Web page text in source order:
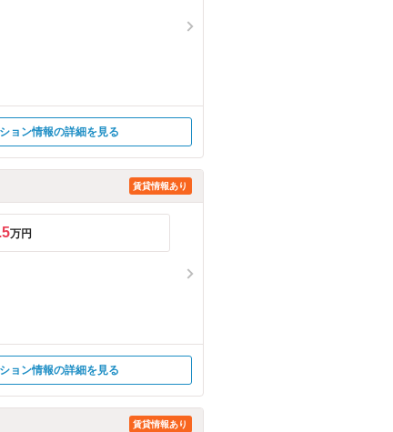
ョン情報の詳細を見る
賃貸情報あり
万円
ョン情報の詳細を見る
賃貸情報あり